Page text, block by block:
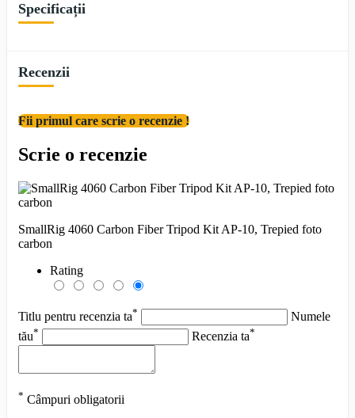
Specificații
Recenzii
Fii primul care scrie o recenzie !
Scrie o recenzie
SmallRig 4060 Carbon Fiber Tripod Kit AP-10, Trepied foto
carbon
Rating
Titlu pentru recenzia ta*
Numele
tău* Recenzia ta*
* Câmpuri obligatorii